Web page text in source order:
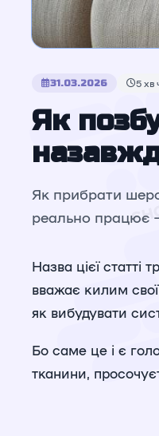
31.03.2026 5 хв
Як
Як прибрати
реально працює
Назва цієї
вважає килим
як вибудувати
Бо саме це і є
тканини,